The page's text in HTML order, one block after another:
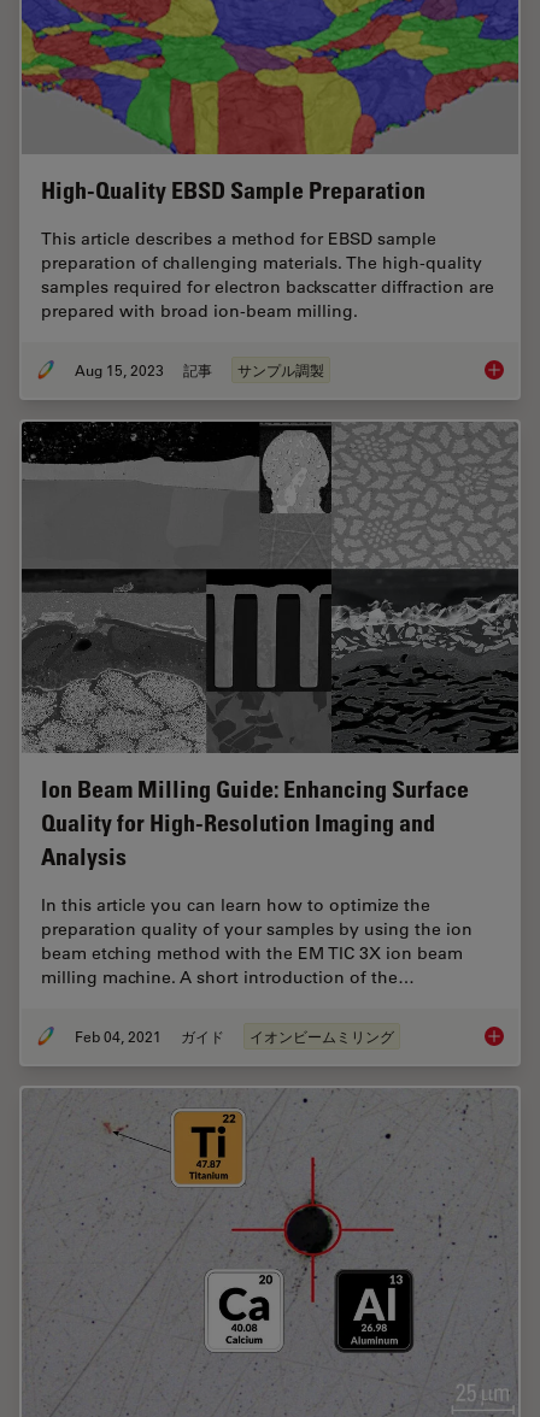
High-Quality EBSD Sample Preparation
This article describes a method for EBSD sample
preparation of challenging materials. The high-quality
samples required for electron backscatter diffraction are
prepared with broad ion-beam milling.
Aug 15, 2023 記事 サンプル調製 High-
Ion Beam Milling Guide: Enhancing Surface
Quality for High-Resolution Imaging and
Analysis
In this article you can learn how to optimize the
preparation quality of your samples by using the ion
beam etching method with the EM TIC 3X ion beam
milling machine. A short introduction of the…
Feb 04, 2021 ガイド イオンビームミリング Ion